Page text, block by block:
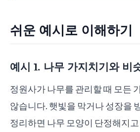
쉬운 예시로 이해하기
예시 1. 나무 가지치기와 비
정원사가 나무를 관리할 때 모든
않습니다. 햇빛을 막거나 성장을
정리하면 나무 모양이 단정해지